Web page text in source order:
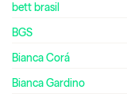
bett brasil
BGS
Bianca Corá
Bianca Gardino